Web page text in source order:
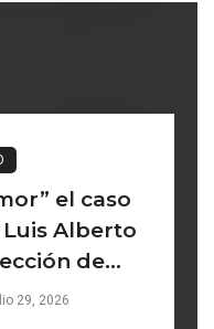
el caso
Alberto
de
línea
29, 2026